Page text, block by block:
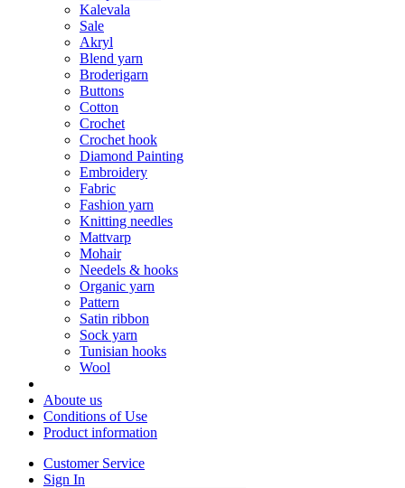
Kalevala
Sale
Akryl
Blend yarn
Broderigarn
Buttons
Cotton
Crochet
Crochet hook
Diamond Painting
Embroidery
Fabric
Fashion yarn
Knitting needles
Mattvarp
Mohair
Needels & hooks
Organic yarn
Pattern
Satin ribbon
Sock yarn
Tunisian hooks
Wool
Aboute us
Conditions of Use
Product information
Customer Service
Sign In